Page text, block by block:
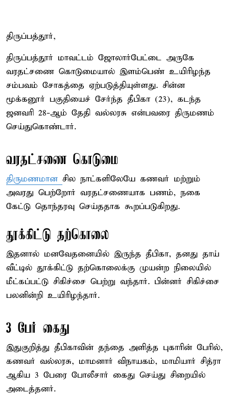
திருப்பத்தூர்,
திருப்பத்தூர் மாவட்டம் ஜோலார்பேட்டை அருகே
வரதட்சணை கொடுமையால் இளம்பெண் உயிரிழந்த
சம்பவம் சோகத்தை ஏற்படுத்தியுள்ளது. சின்ன
மூக்கனூர் பகுதியைச் சேர்ந்த தீபிகா (23), கடந்த
ஜனவரி 28-ஆம் தேதி வல்லரசு என்பவரை திருமணம்
செய்துகொண்டார்.
வரதட்சணை கொடுமை
திருமணமான சில நாட்களிலேயே கணவர் மற்றும்
அவரது பெற்றோர் வரதட்சணையாக பணம், நகை
கேட்டு தொந்தரவு செய்ததாக கூறப்படுகிறது.
தூக்கிட்டு தற்கொலை
இதனால் மனவேதனையில் இருந்த தீபிகா, தனது தாய்
வீட்டில் தூக்கிட்டு தற்கொலைக்கு முயன்ற நிலையில்
மீட்கப்பட்டு சிகிச்சை பெற்று வந்தார். பின்னர் சிகிச்சை
பலனின்றி உயிரிழந்தார்.
3 பேர் கைது
இதுகுறித்து தீபிகாவின் தந்தை அளித்த புகாரின் பேரில்,
கணவர் வல்லரசு, மாமனார் விநாயகம், மாமியார் சித்ரா
ஆகிய 3 பேரை போலீசார் கைது செய்து சிறையில்
அடைத்தனர்.